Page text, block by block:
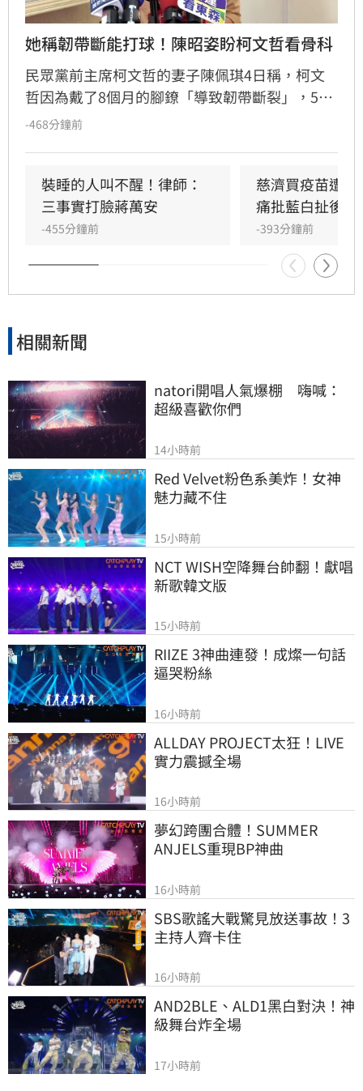
她稱韌帶斷能打球！陳昭姿盼柯文哲看骨科
民眾黨前主席柯文哲的妻子陳佩琪4日稱，柯文
哲因為戴了8個月的腳鐐「導致韌帶斷裂」，5日
柯文哲也拄著拐杖現身，結果6日民眾黨幫柯文
菡則辯解稱，十字韌帶斷掉「可以打籃球」。對
此，民眾黨立委陳昭姿今（10）日憂心說，昨天
看到柯文哲把枴杖拿掉了，但她希望柯文哲能夠
去讓骨科醫師好好鑑定，硬撐對身體不見得是好
的。
-468分鐘前
裝睡的人叫不醒！律師：
三事實打臉蔣萬安
-455分鐘前
慈濟買疫苗遭
痛批藍白扯後腿
-393分鐘前
相關新聞
natori開唱人氣爆棚　嗨喊：
超級喜歡你們
14小時前
Red Velvet粉色系美炸！女神
魅力藏不住
15小時前
NCT WISH空降舞台帥翻！獻唱
新歌韓文版
15小時前
RIIZE 3神曲連發！成燦一句話
逼哭粉絲
16小時前
ALLDAY PROJECT太狂！LIVE
實力震撼全場
16小時前
夢幻跨團合體！SUMMER
ANJELS重現BP神曲
16小時前
SBS歌謠大戰驚見放送事故！3
主持人齊卡住
16小時前
AND2BLE、ALD1黑白對決！神
級舞台炸全場
17小時前